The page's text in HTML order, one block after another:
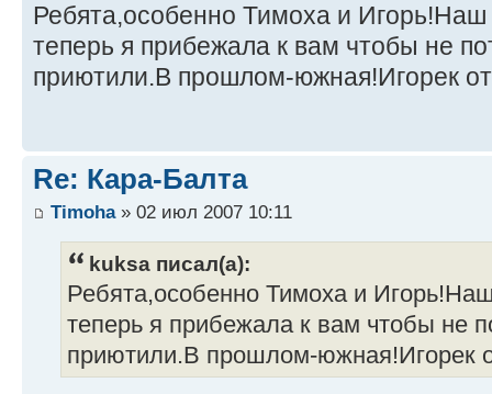
Ребята,особенно Тимоха и Игорь!Наш
теперь я прибежала к вам чтобы не
приютили.В прошлом-южная!Игорек
Re: Кара-Балта
Timoha» 02 июл 2007 10:11
kuksa писал(а):
Ребята,особенно Тимоха и
теперь я прибежала к вам чтобы не
приютили.В прошлом-южная!Игорек